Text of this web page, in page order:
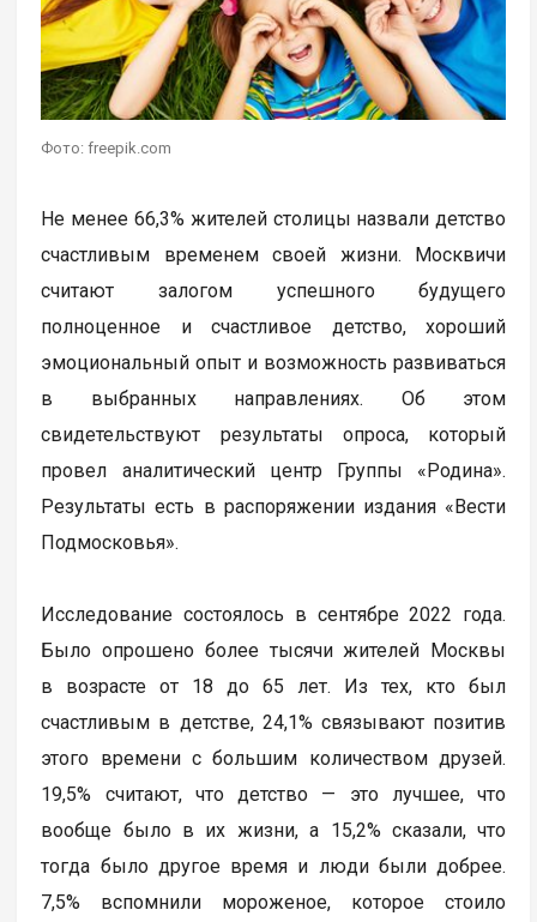
Фото: freepik.com
Не менее 66,3% жителей столицы назвали детство
счастливым временем своей жизни. Москвичи
считают залогом успешного будущего
полноценное и счастливое детство, хороший
эмоциональный опыт и возможность развиваться
в выбранных направлениях. Об этом
свидетельствуют результаты опроса, который
провел аналитический центр Группы «Родина».
Результаты есть в распоряжении издания «Вести
Подмосковья».
Исследование состоялось в сентябре 2022 года.
Было опрошено более тысячи жителей Москвы
в возрасте от 18 до 65 лет. Из тех, кто был
счастливым в детстве, 24,1% связывают позитив
этого времени с большим количеством друзей.
19,5% считают, что детство — это лучшее, что
вообще было в их жизни, а 15,2% сказали, что
тогда было другое время и люди были добрее.
7,5% вспомнили мороженое, которое стоило